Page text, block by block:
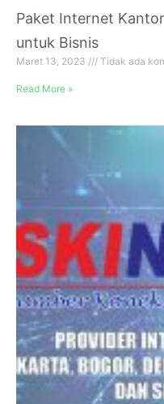
Paket Internet
untuk Bisnis
Maret 13, 2023 Tidak ada
Read More »